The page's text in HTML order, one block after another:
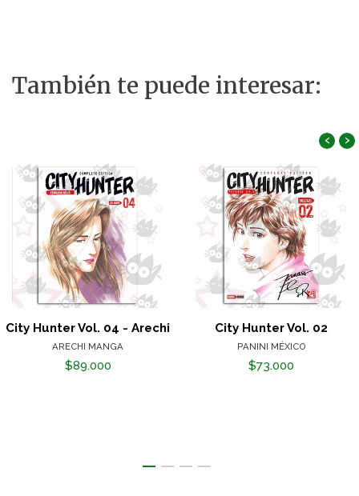
También te puede interesar:
City Hunter Vol. 04 - Arechi
ARECHI MANGA
$89.000
City Hunter Vol. 02
PANINI MÉXICO
$73.000
‹ ›